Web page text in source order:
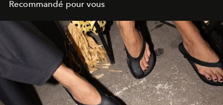
Recommandé pour vous